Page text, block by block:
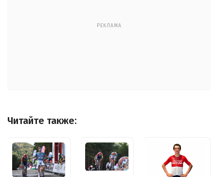
РЕКЛАМА
Читайте также: